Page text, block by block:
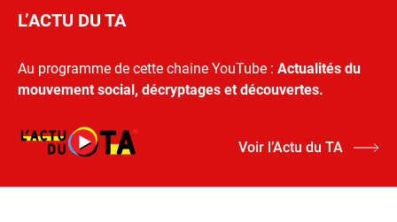
L’ACTU DU TA
Au programme de cette chaine YouTube : Actualités du
mouvement social, décryptages et découvertes.
Voir l’Actu du TA